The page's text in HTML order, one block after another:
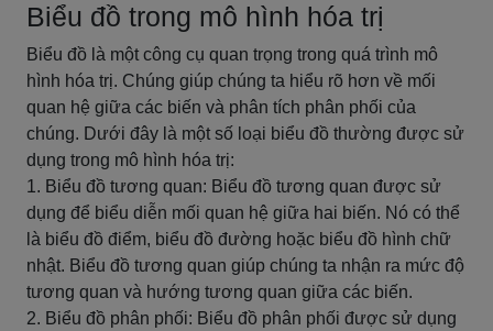
Biểu đồ trong mô hình hóa trị
Biểu đồ là một công cụ quan trọng trong quá trình mô
hình hóa trị. Chúng giúp chúng ta hiểu rõ hơn về mối
quan hệ giữa các biến và phân tích phân phối của
chúng. Dưới đây là một số loại biểu đồ thường được sử
dụng trong mô hình hóa trị:
1. Biểu đồ tương quan: Biểu đồ tương quan được sử
dụng để biểu diễn mối quan hệ giữa hai biến. Nó có thể
là biểu đồ điểm, biểu đồ đường hoặc biểu đồ hình chữ
nhật. Biểu đồ tương quan giúp chúng ta nhận ra mức độ
tương quan và hướng tương quan giữa các biến.
2. Biểu đồ phân phối: Biểu đồ phân phối được sử dụng